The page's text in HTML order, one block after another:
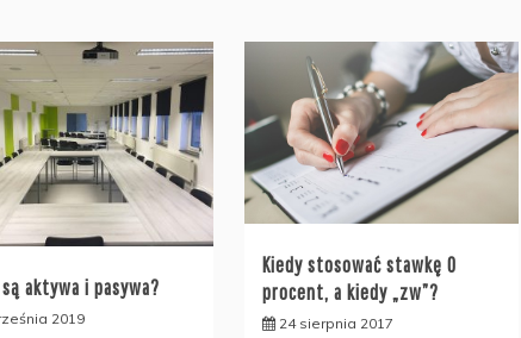
aktywa i pasywa?
2019
Kiedy stosować stawkę 0
procent, a kiedy „zw”?
24 sierpnia 2017